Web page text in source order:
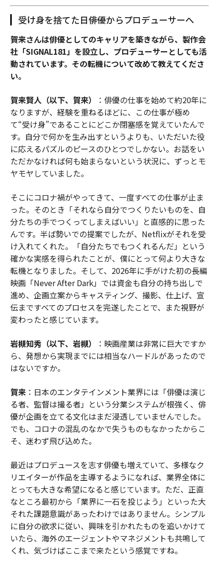
受け身を捨てた日――俳優からプロデューサーへ
――賀来さんは俳優としてのキャリアを築きながら、製作会
社「SIGNAL181」を設立し、プロデューサーとしても活
動されています。その転機について改めて教えてくださ
い。
賀来賢人（以下、賀来）
：俳優の仕事を始めて約20年に
なりますが、経験を重ねるほどに、この仕事が極め
て“受け身”であることにどこか閉塞感を覚えていたんで
す。自分で何かを生み出すというよりも、いただいた役
に応えるパズルのピースのひとつでしかない。お話をい
ただかなければ何も始まらないという状況に、ずっとモ
ヤモヤしていました。
そこにコロナ禍がやってきて、一度すべての仕事が止ま
った。そのとき「それなら自分でつくりたいものを、自
分たちの手でつくってしまえばいい」と直感的に思った
んです。半ば勢いでの提案でしたが、Netflixがそれを受
け入れてくれた。「自分たちでもつくれるんだ」という
確かな実感を得られたことが、僕にとって何より大きな
転機となりました。そして、2026年に手がけた初の長編
映画「Never After Dark」では資金も自分の持ち出しで
進め、企画立案からキャスティング、撮影、仕上げ、宣
伝まですべてのプロセスを完遂したことで、また視野が
変わったと感じています。
岩槻知秀（以下、岩槻）
：映画産業は非常に巨大ですか
ら、発想から実現までには相当なハードルがあったので
はないですか。
賀来：日本のエンタテインメント業界には「俳優は演じ
る者、監督は撮る者」という分業システムが根強く、俳
優が企画を立てる文化はまだ浸透していませんでした。
でも、コロナの混乱のなかで失うものもなかったからこ
そ、迷わず飛び込めた。
最近はプロデュースを志す俳優も増えていて、多様なク
リエイターが作品を主導するようになれば、業界全体に
とっても大きな希望になると感じています。ただ、正直
なところ最初から「業界に一石を投じよう」といった大
それた課題意識があったわけではありません。シンプル
に自分の欲求に従い、興味を引かれたものを追いかけて
いたら、海外のエージェントやマネジメントも共鳴して
くれ、気づけばここまで来たという感覚ですね。